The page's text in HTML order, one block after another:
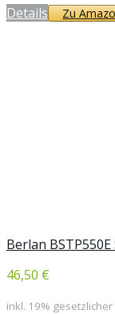
Details Zu
Berlan
46,50 €
inkl. 19% gesetzlicher